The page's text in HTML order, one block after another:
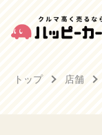
トップ 店舗